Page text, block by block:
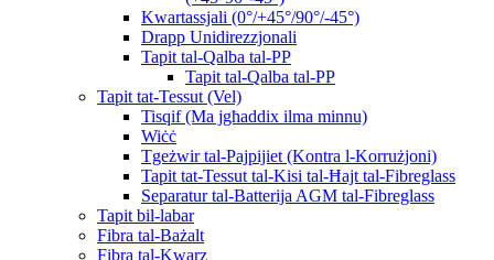
Kwartassjali (0°/+45°/90°/-45°)
Drapp Unidirezzjonali
Tapit tal-Qalba tal-PP
Tapit tal-Qalba tal-PP
Tapit tat-Tessut (Vel)
Tisqif (Ma jgħaddix ilma minnu)
Wiċċ
Tgeżwir tal-Pajpijiet (Kontra l-Korrużjoni)
Tapit tat-Tessut tal-Kisi tal-Ħajt tal-Fibreglass
Separatur tal-Batterija AGM tal-Fibreglass
Tapit bil-labar
Fibra tal-Bażalt
Fibra tal-Kwarz